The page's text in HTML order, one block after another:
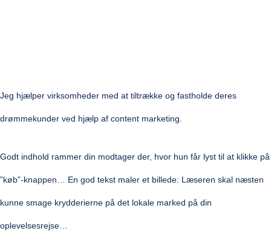
Jeg hjælper virksomheder med at tiltrække og fastholde deres
drømmekunder ved hjælp af content marketing.
Godt indhold rammer din modtager der, hvor hun får lyst til at klikke på
”køb”-knappen… En god tekst maler et billede: Læseren skal næsten
kunne smage krydderierne på det lokale marked på din
oplevelsesrejse…